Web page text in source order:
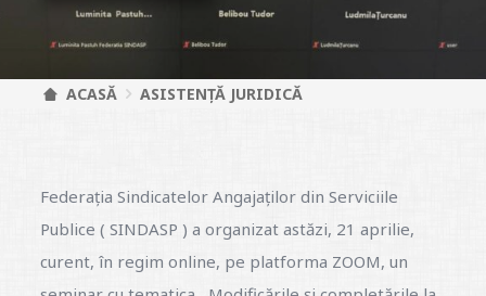
ACASĂ ASISTENȚĂ JURIDICĂ
Federația Sindicatelor Angajaților din Serviciile
Publice ( SINDASP ) a organizat astăzi, 21 aprilie,
curent, în regim online, pe platforma ZOOM, un